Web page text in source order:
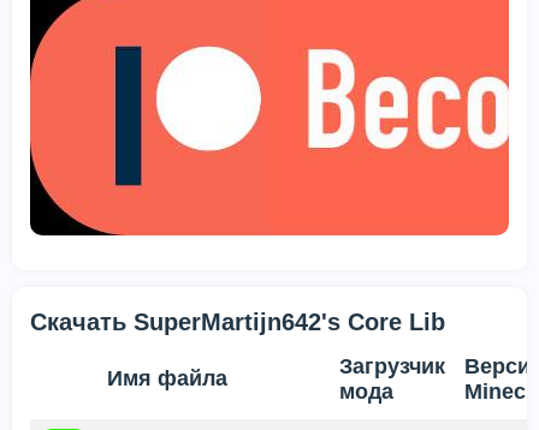
Скачать SuperMartijn642's Core Lib
Имя файла
Загрузчик
мода